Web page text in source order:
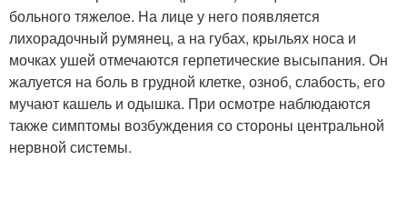
больного тяжелое. На лице у него появляется
лихорадочный румянец, а на губах, крыльях носа и
мочках ушей отмечаются герпетические высыпания. Он
жалуется на боль в грудной клетке, озноб, слабость, его
мучают кашель и одышка. При осмотре наблюдаются
также симптомы возбуждения со стороны центральной
нервной системы.